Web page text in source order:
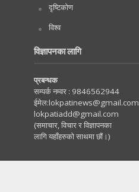
दृष्टिकोण
विश्व
विज्ञापनका लागि
प्रबन्धक
सम्पर्क नम्वर : 9846562944
ईमेल:lokpatinews@gmail.com
lokpatiadd@gmail.com
(समाचार, विचार र विज्ञापनका
लागि यहाँहरुको साथमा छौं।)